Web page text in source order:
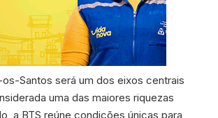
Santos será um dos eixos centrais
uma das maiores riquezas
a BTS reúne condições únicas para